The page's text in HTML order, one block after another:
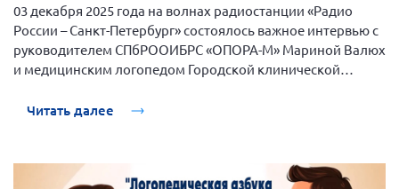
Новгородская область
Новосибирская область
Оренбургская область
Республика Башкортостан
03 декабря 2025 года на волнах радиостанции «Радио
России – Санкт-Петербург» состоялось важное интервью с
руководителем СПбРООИБРС «ОПОРА-М» Мариной Валюх
и медицинским логопедом Городской клинической
приурочена к Международному дню инвалида.
Читать далее